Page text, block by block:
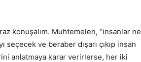
konuşalım. Muhtemelen, “insanlar ne
ve beraber dışarı çıkıp insan
anlatmaya karar verirlerse, her iki